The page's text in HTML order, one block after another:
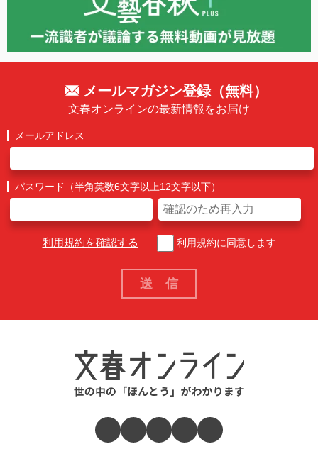
メールマガジン登録（無料）
文春オンラインの最新情報をお届け
メールアドレス
パスワード（半角英数6文字以上12文字以下）
利用規約を確認する 利用規約に同意します